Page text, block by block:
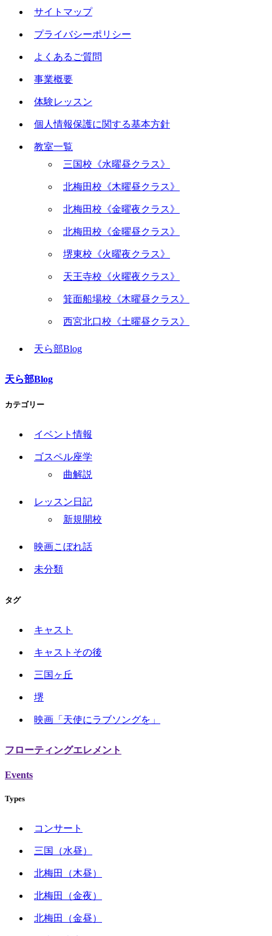
サイトマップ
プライバシーポリシー
よくあるご質問
事業概要
体験レッスン
個人情報保護に関する基本方針
教室一覧
三国校《水曜昼クラス》
北梅田校《木曜昼クラス》
北梅田校《金曜夜クラス》
北梅田校《金曜昼クラス》
堺東校《火曜夜クラス》
天王寺校《火曜夜クラス》
箕面船場校《木曜昼クラス》
西宮北口校《土曜昼クラス》
天ら部Blog
天ら部Blog
カテゴリー
イベント情報
ゴスペル座学
曲解説
レッスン日記
新規開校
映画こぼれ話
未分類
タグ
キャスト
キャストその後
三国ヶ丘
堺
映画「天使にラブソングを」
フローティングエレメント
Events
Types
コンサート
三国（水昼）
北梅田（木昼）
北梅田（金夜）
北梅田（金昼）